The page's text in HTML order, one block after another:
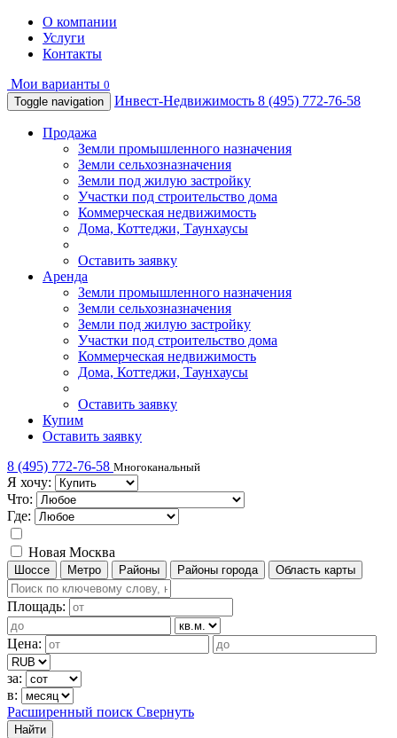
О компании
Услуги
Контакты
Мои варианты 0
Toggle navigation
Инвест-Недвижимость 8 (495) 772-76-58
Продажа
Земли промышленного назначения
Земли сельхозназначения
Земли под жилую застройку
Участки под строительство дома
Коммерческая недвижимость
Дома, Коттеджи, Таунхаусы
Оставить заявку
Аренда
Земли промышленного назначения
Земли сельхозназначения
Земли под жилую застройку
Участки под строительство дома
Коммерческая недвижимость
Дома, Коттеджи, Таунхаусы
Оставить заявку
Купим
Оставить заявку
8 (495) 772-76-58 Многоканальный
Я хочу:
Что:
Где:
Новая Москва
Шоссе Метро Районы Районы города Область карты
Площадь:
Цена:
за:
в:
Расширенный поиск Свернуть
Найти